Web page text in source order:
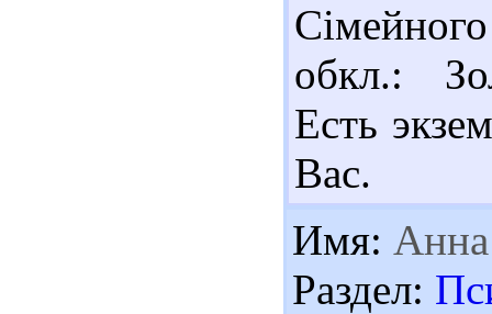
обкл.:
Есть
Вас.
Имя: Анна
Раздел: